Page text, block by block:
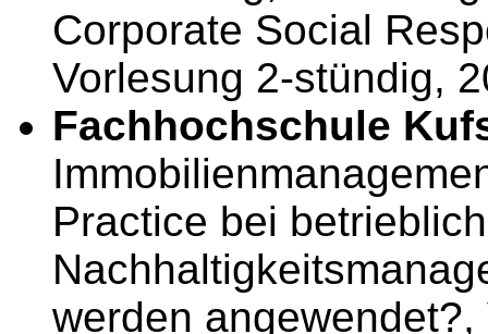
Corporate Social
Vorlesung 2-stündig,
Fachhochschule
Practice bei
werden